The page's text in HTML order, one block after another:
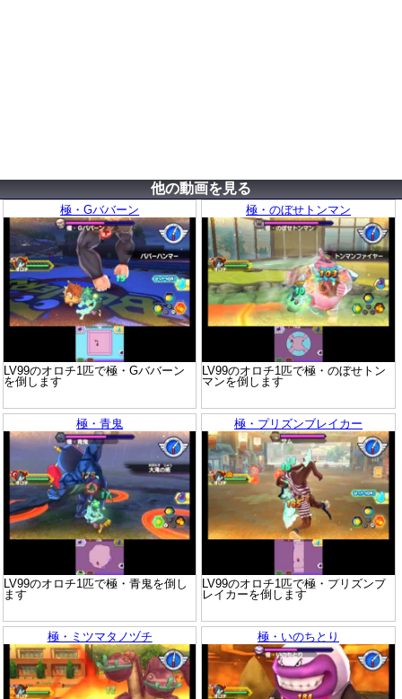
他の動画を見る
極・Gババーン
LV99のオロチ1匹で極・Gババーン
を倒します
極・のぼせトンマン
LV99のオロチ1匹で極・のぼせトン
マンを倒します
極・青鬼
LV99のオロチ1匹で極・青鬼を倒し
ます
極・プリズンブレイカー
LV99のオロチ1匹で極・プリズンブ
レイカーを倒します
極・ミツマタノヅチ 極・いのちとり